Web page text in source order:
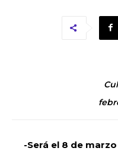
-Será el 8 de